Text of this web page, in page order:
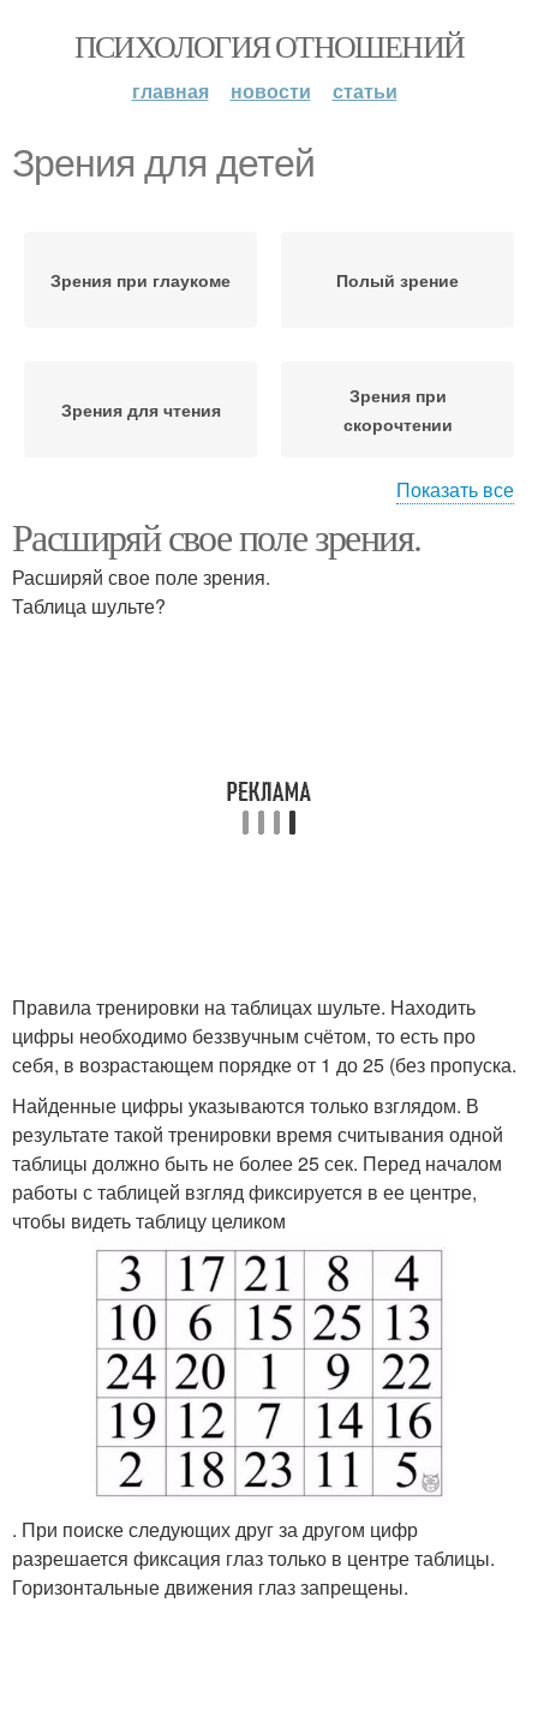
ПСИХОЛОГИЯ ОТНОШЕНИЙ
главная новости статьи
Зрения для детей
Зрения при глаукоме Полый зрение
Зрения для чтения
Зрения при
скорочтении
Зрения при чтении Скорочтение для детей
Показать все
Расширяй свое поле зрения.
Расширяй свое поле зрения.
Таблица шульте?
Правила тренировки на таблицах шульте. Находить
цифры необходимо беззвучным счётом, то есть про
себя, в возрастающем порядке от 1 до 25 (без пропуска.
Найденные цифры указываются только взглядом. В
результате такой тренировки время считывания одной
таблицы должно быть не более 25 сек. Перед началом
работы с таблицей взгляд фиксируется в ее центре,
чтобы видеть таблицу целиком
. При поиске следующих друг за другом цифр
разрешается фиксация глаз только в центре таблицы.
Горизонтальные движения глаз запрещены.